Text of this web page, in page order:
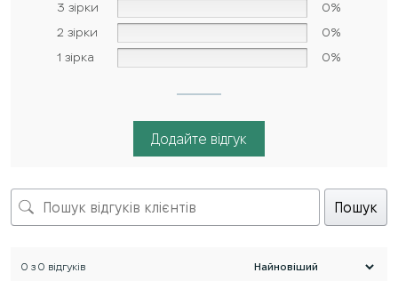
3 зірки 0%
2 зірки 0%
1 зірка 0%
Додайте відгук
Пошук
0 з 0 відгуків